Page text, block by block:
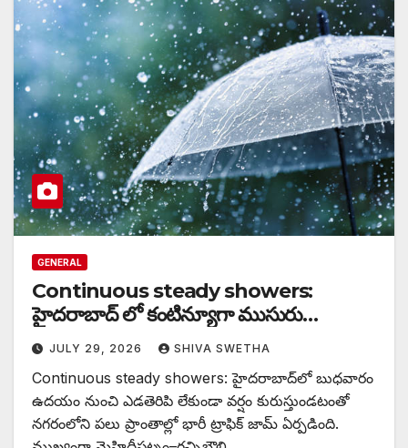
GENERAL
Continuous steady showers:
హైదరాబాద్ లో కంటిన్యూగా ముసురు…
JULY 29, 2026 SHIVA SWETHA
Continuous steady showers: హైదరాబాద్‌లో బుధవారం
ఉదయం నుంచి ఎడతెరిపి లేకుండా వర్షం కురుస్తుండటంతో
నగరంలోని పలు ప్రాంతాల్లో భారీ ట్రాఫిక్ జామ్ ఏర్పడింది.